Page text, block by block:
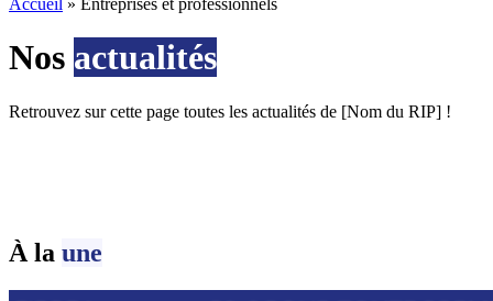
Accueil » Entreprises et professionnels
Nos actualités
Retrouvez sur cette page toutes les actualités de [Nom du RIP] !
À la une